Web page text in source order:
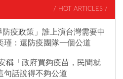
/ HOT ARTICLES /
防疫政策」誰上演台灣需要中
瑾：還防疫團隊一個公道
稱「政府買夠疫苗，民間就
句話說得不夠公道